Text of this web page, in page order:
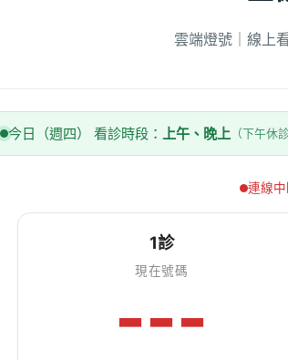
雲端燈號｜線上
今日（週四） 看診時段： 上午、晚上 （下午休診
連線
1診
現在號碼
---